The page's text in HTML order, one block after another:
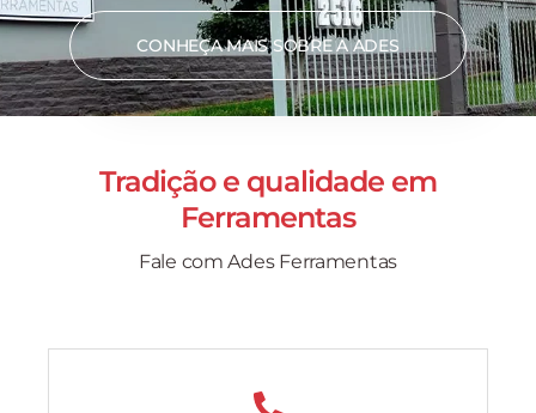
CONHEÇA MAIS SOBRE A ADES
Tradição e qualidade em
Ferramentas
Fale com Ades Ferramentas